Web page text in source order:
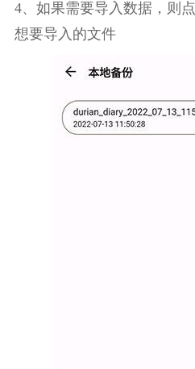
4、如果需要导入数据，则
想要导入的文件